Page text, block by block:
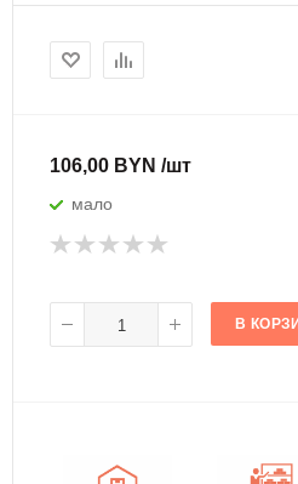
106,00 BYN /шт
мало
В